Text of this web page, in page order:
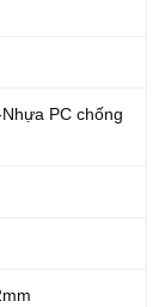
PC chống